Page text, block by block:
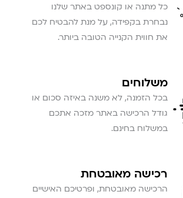
כל מתנה או קונספט באתר שלנו
נבחרת בקפידה, על מנת להבטיח לכם
את חווית הקנייה הטובה ביותר.
משלוחים
בכל הזמנה, לא משנה באיזה סכום או
גודל הרכישה באתר מזכה אתכם
במשלוח בחינם.
רכישה מאובטחת
הרכישה מאובטחת, ופרטיכם האישיים